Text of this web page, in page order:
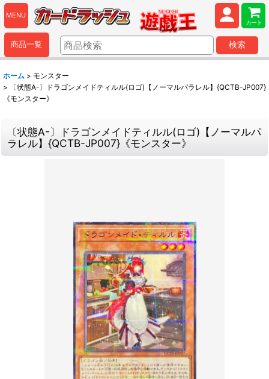
MENU
カート
商品一覧 検索
ホーム > モンスター
>
〔状態A-〕ドラゴンメイドティルル(ロゴ)【ノーマルパラレル】{QCTB-JP007}
《モンスター》
〔状態A-〕ドラゴンメイドティルル(ロゴ)【ノーマルパ
ラレル】{QCTB-JP007}《モンスター》